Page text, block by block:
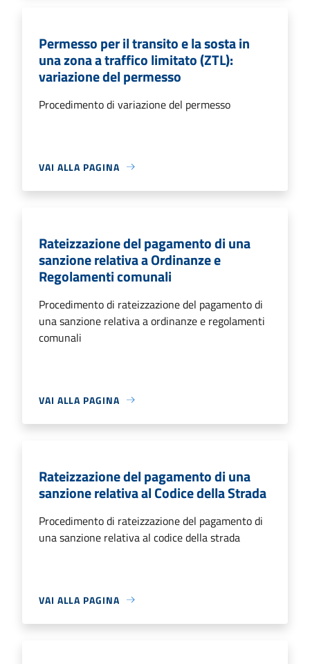
Permesso per il transito e la sosta in
una zona a traffico limitato (ZTL):
variazione del permesso
Procedimento di variazione del permesso
VAI ALLA PAGINA
Rateizzazione del pagamento di una
sanzione relativa a Ordinanze e
Regolamenti comunali
Procedimento di rateizzazione del pagamento di
una sanzione relativa a ordinanze e regolamenti
comunali
VAI ALLA PAGINA
Rateizzazione del pagamento di una
sanzione relativa al Codice della Strada
Procedimento di rateizzazione del pagamento di
una sanzione relativa al codice della strada
VAI ALLA PAGINA